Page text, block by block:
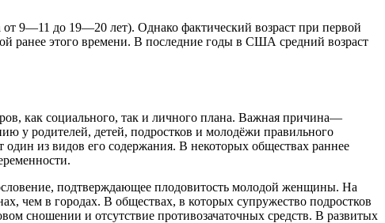
9—11 до 19—20 лет). Однако фактический возраст при первой
ранее этого времени. В последние годы в США средний возраст
как социального, так и личного плана. Важная причина—
у родителей, детей, подростков и молодёжи правильного
из видов его содержания. В некоторых обществах раннее
подтверждающее плодовитость молодой женщины. На
чем в городах. В обществах, в которых супружество подростков
сношении и отсутствие противозачаточных средств. В развитых